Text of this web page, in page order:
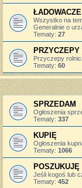
Wszystko na
Generalnie o
Tematy: 27
PRZYCZEPY
Przyczepy
Tematy: 60
SPRZEDAM
Ogłoszenia
Tematy: 337
KUPIĘ
Ogłoszenia
Tematy: 1066
POSZUKUJĘ
Jeśli kogoś lub
Tematy: 452